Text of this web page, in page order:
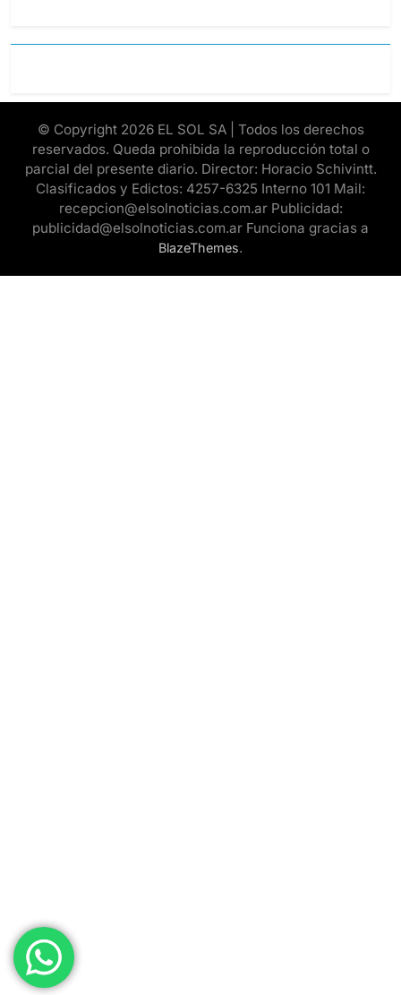
© Copyright 2026 EL SOL SA | Todos los derechos
reservados. Queda prohibida la reproducción total o
parcial del presente diario. Director: Horacio Schivintt.
Clasificados y Edictos: 4257-6325 Interno 101 Mail:
recepcion@elsolnoticias.com.ar Publicidad:
publicidad@elsolnoticias.com.ar Funciona gracias a
BlazeThemes.